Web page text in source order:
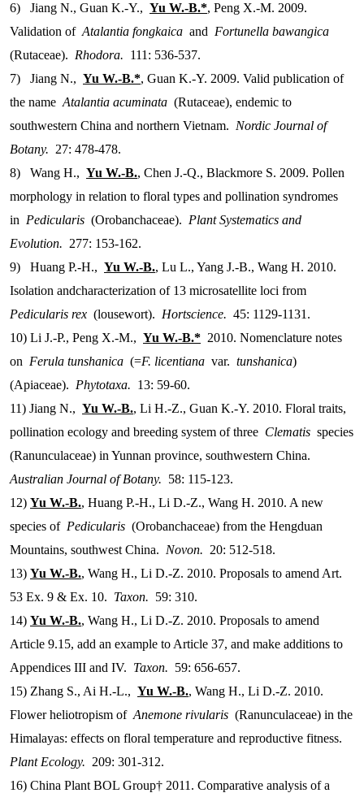
6) Jiang N., Guan K.-Y., Yu W.-B.*, Peng X.-M. 2009.
Validation of Atalantia fongkaica and Fortunella bawangica
(Rutaceae). Rhodora. 111: 536-537.
7) Jiang N., Yu W.-B.*, Guan K.-Y. 2009. Valid publication of
the name Atalantia acuminata (Rutaceae), endemic to
southwestern China and northern Vietnam. Nordic Journal of
Botany. 27: 478-478.
8) Wang H., Yu W.-B., Chen J.-Q., Blackmore S. 2009. Pollen
morphology in relation to floral types and pollination syndromes
in Pedicularis (Orobanchaceae). Plant Systematics and
Evolution. 277: 153-162.
9) Huang P.-H., Yu W.-B., Lu L., Yang J.-B., Wang H. 2010.
Isolation andcharacterization of 13 microsatellite loci from
Pedicularis rex (lousewort). Hortscience. 45: 1129-1131.
10) Li J.-P., Peng X.-M., Yu W.-B.* 2010. Nomenclature notes
on Ferula tunshanica (=F. licentiana var. tunshanica)
(Apiaceae). Phytotaxa. 13: 59-60.
11) Jiang N., Yu W.-B., Li H.-Z., Guan K.-Y. 2010. Floral traits,
pollination ecology and breeding system of three Clematis species
(Ranunculaceae) in Yunnan province, southwestern China.
Australian Journal of Botany. 58: 115-123.
12) Yu W.-B., Huang P.-H., Li D.-Z., Wang H. 2010. A new
species of Pedicularis (Orobanchaceae) from the Hengduan
Mountains, southwest China. Novon. 20: 512-518.
13) Yu W.-B., Wang H., Li D.-Z. 2010. Proposals to amend Art.
53 Ex. 9 & Ex. 10. Taxon. 59: 310.
14) Yu W.-B., Wang H., Li D.-Z. 2010. Proposals to amend
Article 9.15, add an example to Article 37, and make additions to
Appendices III and IV. Taxon. 59: 656-657.
15) Zhang S., Ai H.-L., Yu W.-B., Wang H., Li D.-Z. 2010.
Flower heliotropism of Anemone rivularis (Ranunculaceae) in the
Himalayas: effects on floral temperature and reproductive fitness.
Plant Ecology. 209: 301-312.
16) China Plant BOL Group† 2011. Comparative analysis of a